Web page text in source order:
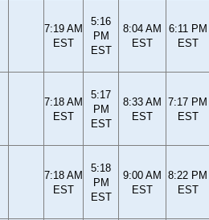
7:19 AM
EST
5:16
PM
EST
8:04 AM
EST
6:11 PM
EST
7:18 AM
EST
5:17
PM
EST
8:33 AM
EST
7:17 PM
EST
7:18 AM
EST
5:18
PM
EST
9:00 AM
EST
8:22 PM
EST